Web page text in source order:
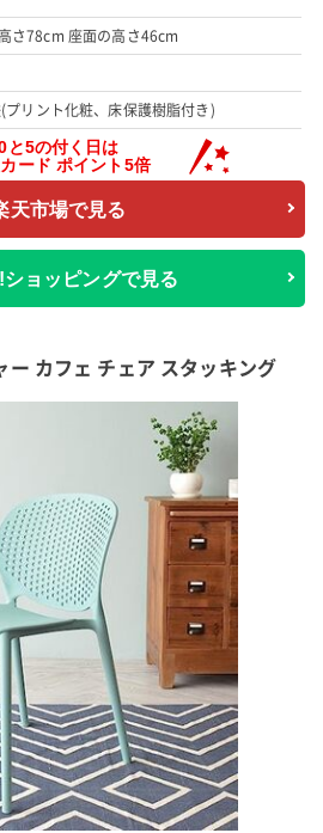
さ78cm 座面の高さ46cm
リント化粧、床保護樹脂付き)
天市場で見る
ョッピングで見る
ー カフェ チェア スタッキング